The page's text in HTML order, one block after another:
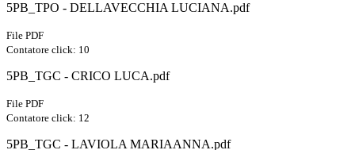
5PB_TPO - DELLAVECCHIA LUCIANA.pdf
File PDF
Contatore click: 10
5PB_TGC - CRICO LUCA.pdf
File PDF
Contatore click: 12
5PB_TGC - LAVIOLA MARIAANNA.pdf